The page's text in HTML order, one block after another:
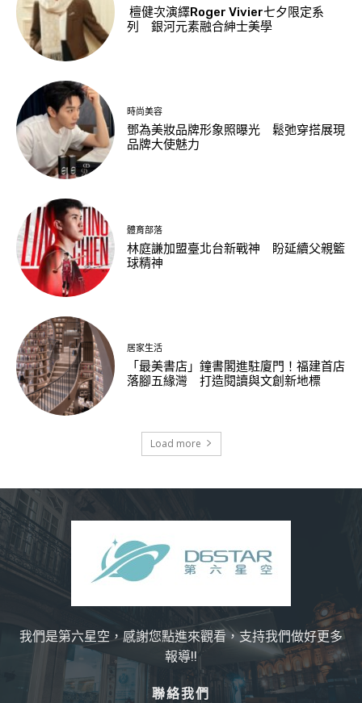
檀健次演繹Roger Vivier七夕限定系
列 銀河元素融合紳士美學
時尚美容
鄧為美妝品牌形象照曝光 鬆弛穿搭展現
品牌大使魅力
體育部落
林庭謙加盟臺北台新戰神 盼延續父親籃
球精神
居家生活
「最美書店」鐘書閣進駐廈門！福建首店
落腳五緣灣 打造閱讀與文創新地標
Load more
我們是第六星空，感謝您點進來觀看，支持我們做好更多
報導!!
聯絡我們